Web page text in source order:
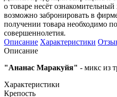
о товаре несёт
возможно забронировать в
получении товара необходимо
совершеннолетия.
Описание Характеристики
Описание
"Ананас Маракуйя" - микс из
Характеристики
Крепость